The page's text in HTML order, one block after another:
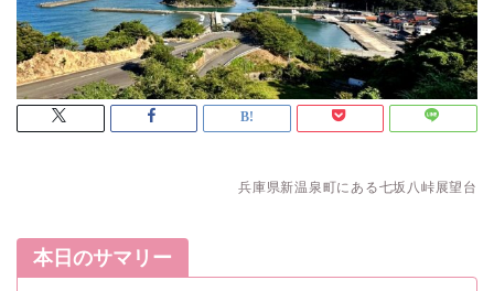
兵庫県新温泉町にある七坂八峠展望台
本日のサマリー